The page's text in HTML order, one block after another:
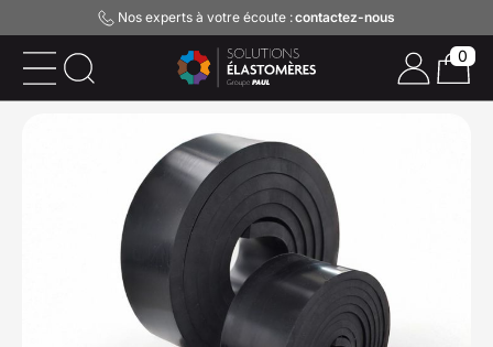
Nos experts à votre écoute :contactez-nous
0